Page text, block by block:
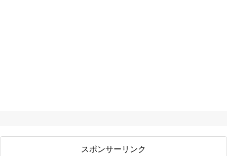
スポンサーリンク